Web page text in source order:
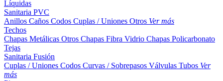
Líquidas
Sanitaria PVC
Anillos Caños Codos Cuplas / Uniones Otros Ver más
Techos
Chapas Metálicas Otros Chapas Fibra Vidrio Chapas Policarbonato
Tejas
Sanitaria Fusión
Cuplas / Uniones Codos Curvas / Sobrepasos Válvulas Tubos Ver
más